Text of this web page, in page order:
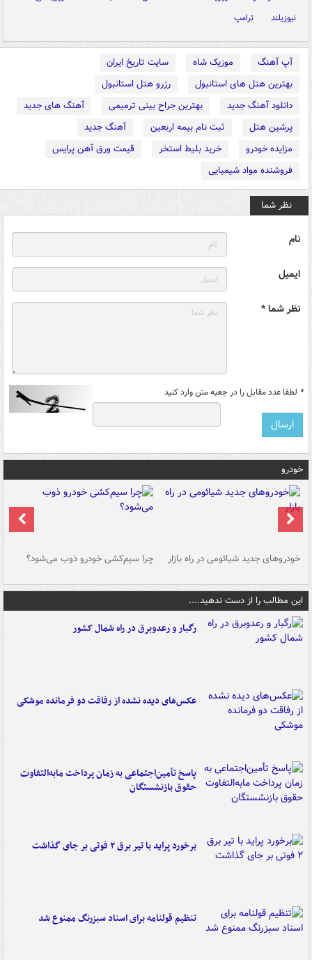
نیوزیلند
ترامپ
آپ آهنگ موزیک شاه
سایت تاریخ ایران
بهترین هتل های استانبول
رزرو هتل استانبول
دانلود آهنگ جدید
بهترین جراح بینی ترمیمی
آهنگ های جدید
پرشین هتل
ثبت نام بیمه اربعین
آهنگ جدید
مزایده خودرو
خرید بلیط استخر
قیمت ورق آهن پرایس
فروشنده مواد شیمیایی
نظر شما
نام
ایمیل
نظر شما *
* لطفا عدد مقابل را در جعبه متن وارد کنید
خودرو
خودروهای جدید شیائومی در راه بازار چرا سیم‌کشی خودرو ذوب می‌شود؟
این مطالب را از دست ندهید....
رگبار و رعدوبرق در راه شمال کشور
عکس‌های دیده نشده از رفاقت دو فرمانده‌ موشکی
پاسخ تأمین‌اجتماعی به زمان پرداخت مابه‌التفاوت
حقوق بازنشستگان
برخورد پراید با تیر برق ۲ فوتی بر جای گذاشت
تنظیم قولنامه برای اسناد سبزرنگ ممنوع شد